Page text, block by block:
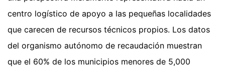
centro logístico de apoyo a las pequeñas localidades
que carecen de recursos técnicos propios. Los datos
del organismo autónomo de recaudación muestran
que el 60% de los municipios menores de 5,000